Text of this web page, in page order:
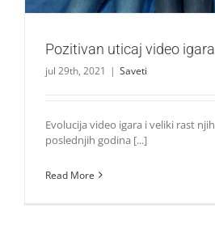
Pozitivan uticaj video igara
jul 29th, 2021 | Saveti
Evolucija video igara i veliki rast
poslednjih godina [...]
Read More